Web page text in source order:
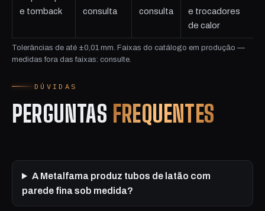
e tomback
consulta
consulta
e trocadores
de calor
Tolerâncias de até ±0,01 mm. Faixas do catálogo em produção —
medidas fora das faixas: consulte.
DÚVIDAS
PERGUNTAS FREQUENTES
A Metalfama produz tubos de latão com
parede fina sob medida?